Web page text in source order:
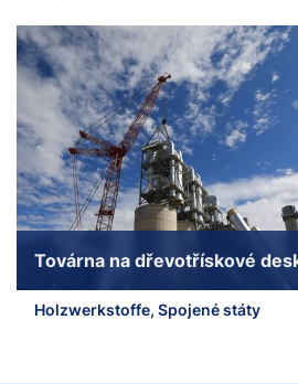
Přeskočit posuvník
Továrna na dřevotřískové
Holzwerkstoffe, Spojené státy